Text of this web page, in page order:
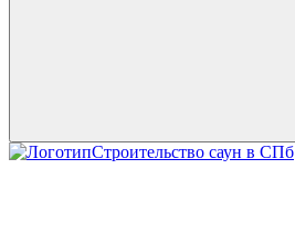
Строительство саун в СПб